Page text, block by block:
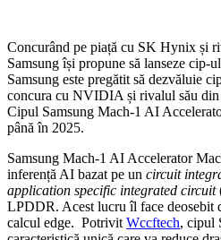
Concurând pe piață cu SK Hynix și
Samsung își propune să lanseze cip-
Samsung este pregătit să dezvăluie
concura cu NVIDIA și rivalul său
Cipul Samsung Mach-1 AI
până în 2025.
Samsung Mach-1 AI Accelerator
inferență AI bazat pe un circuit
application specific integrated circuit
LPDDR. Acest lucru îl face deosebit
calcul edge. Potrivit Wccftech, cipul